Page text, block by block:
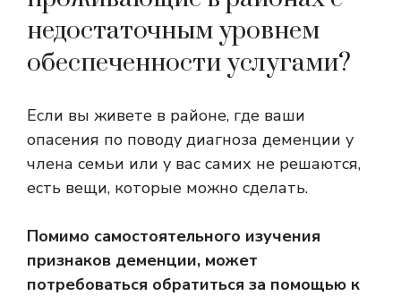
недостаточным уровнем
обеспеченности услугами?
Если вы живете в районе, где ваши
опасения по поводу диагноза деменции у
члена семьи или у вас самих не решаются,
есть вещи, которые можно сделать.
Помимо самостоятельного изучения
признаков деменции, может
потребоваться обратиться за помощью к